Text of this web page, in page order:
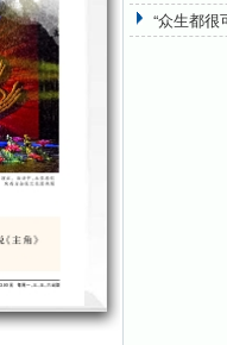
“众生都